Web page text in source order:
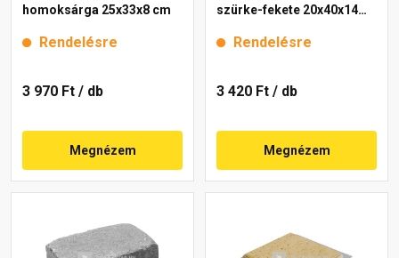
homoksárga 25x33x8 cm
Rendelésre
3 970 Ft / db
Megnézem
szürke-fekete 20x40x14
Rendelésre
3 420 Ft / db
Megnézem